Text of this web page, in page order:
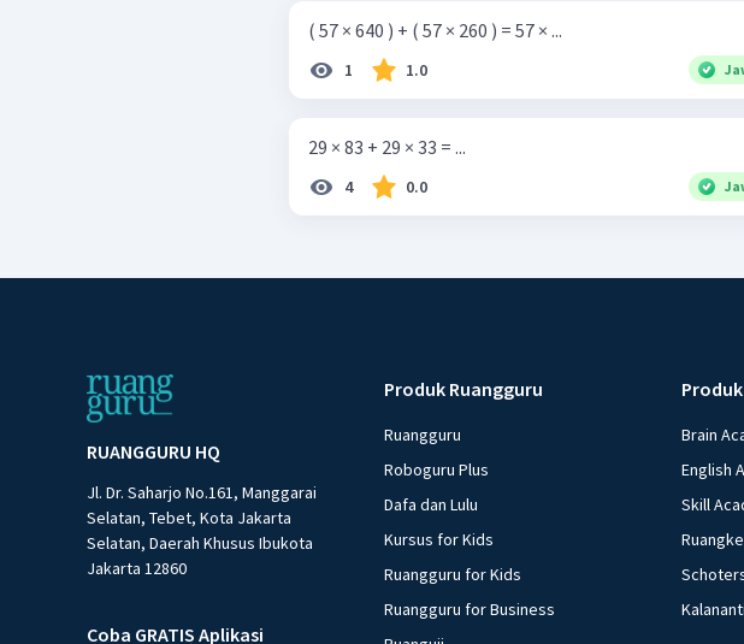
( 57 × 640 ) + ( 57 × 260 ) = 57 × ...
1 1.0
29 × 83 + 29 × 33 = ...
4 0.0
RUANGGURU HQ
Jl. Dr. Saharjo No.161, Manggarai
Selatan, Tebet, Kota Jakarta
Selatan, Daerah Khusus Ibukota
Jakarta 12860
Coba GRATIS Aplikasi
Produk Ruangguru
Ruangguru
Roboguru Plus
Dafa dan Lulu
Kursus for Kids
Ruangguru for Kids
Ruangguru for Business
Brain
English
Skill
Kalananti